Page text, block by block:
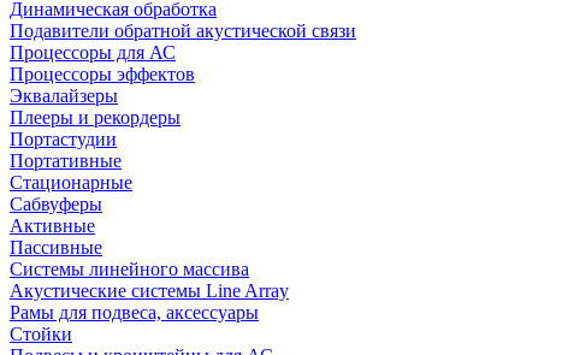
Динамическая обработка
Подавители обратной акустической связи
Процессоры для АС
Процессоры эффектов
Эквалайзеры
Плееры и рекордеры
Портастудии
Портативные
Стационарные
Сабвуферы
Активные
Пассивные
Системы линейного массива
Акустические системы Line Array
Рамы для подвеса, аксессуары
Стойки